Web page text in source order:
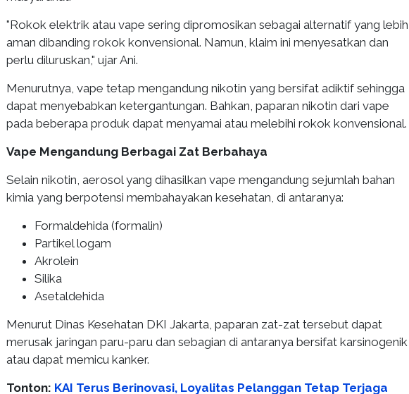
"Rokok elektrik atau vape sering dipromosikan sebagai alternatif yang lebih
aman dibanding rokok konvensional. Namun, klaim ini menyesatkan dan
perlu diluruskan," ujar Ani.
Menurutnya, vape tetap mengandung nikotin yang bersifat adiktif sehingga
dapat menyebabkan ketergantungan. Bahkan, paparan nikotin dari vape
pada beberapa produk dapat menyamai atau melebihi rokok konvensional.
Vape Mengandung Berbagai Zat Berbahaya
Selain nikotin, aerosol yang dihasilkan vape mengandung sejumlah bahan
kimia yang berpotensi membahayakan kesehatan, di antaranya:
Formaldehida (formalin)
Partikel logam
Akrolein
Silika
Asetaldehida
Menurut Dinas Kesehatan DKI Jakarta, paparan zat-zat tersebut dapat
merusak jaringan paru-paru dan sebagian di antaranya bersifat karsinogenik
atau dapat memicu kanker.
Tonton: KAI Terus Berinovasi, Loyalitas Pelanggan Tetap Terjaga